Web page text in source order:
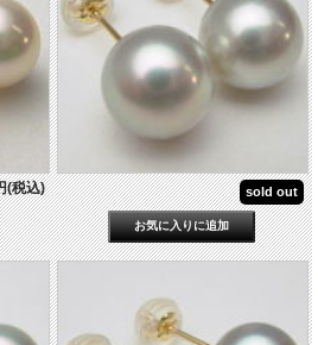
(税込) sold out